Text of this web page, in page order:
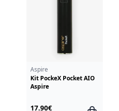
Aspire
Kit PockeX Pocket AIO
Aspire
17.90€